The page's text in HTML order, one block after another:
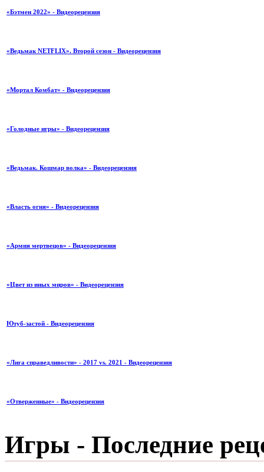
«Бэтмен 2022» - Видеорецензия
«Ведьмак NETFLIX». Второй сезон - Видеорецензия
«Мортал Комбат» - Видеорецензия
«Голодные игры» - Видеорецензия
«Ведьмак. Кошмар волка» - Видеорецензия
«Власть огня» - Видеорецензия
«Армия мертвецов» - Видеорецензия
«Цвет из иных миров» - Видеорецензия
Ютуб-застой - Видеорецензия
«Лига справедливости» - 2017 vs. 2021 - Видеорецензия
«Отверженные» - Видеорецензия
Игры - Последние